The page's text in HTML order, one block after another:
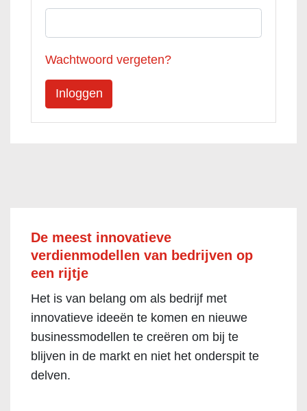
Wachtwoord vergeten?
De meest innovatieve
verdienmodellen van bedrijven op
een rijtje
Het is van belang om als bedrijf met
innovatieve ideeën te komen en nieuwe
businessmodellen te creëren om bij te
blijven in de markt en niet het onderspit te
delven.